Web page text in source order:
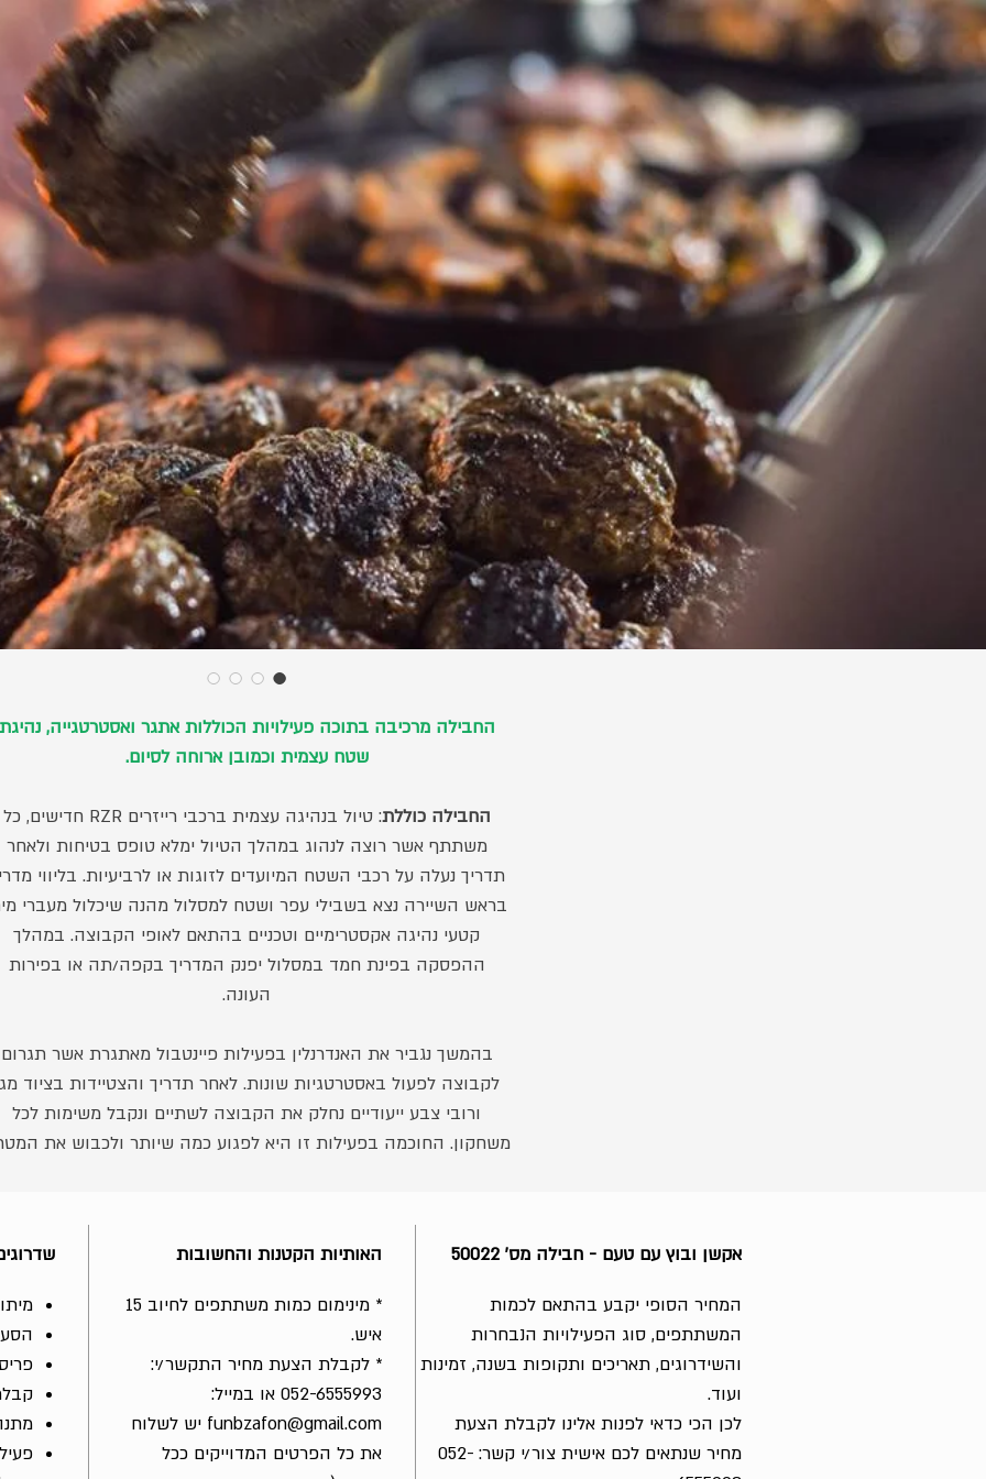
החבילה מרכיבה בתוכה פעילויות הכוללות אתגר ואסטרטגייה,
שטח עצמית וכמובן ארוחה לסיום.
החבילה כוללת
: טיול בנהיגה עצמית ברכבי רייזרים RZR חדישים, כל
משתתף אשר רוצה לנהוג במהלך הטיול ימלא טופס בטיחות ולאחר
תדריך נעלה על רכבי השטח המיועדים לזוגות או לרביעיות. בליווי
בראש השיירה נצא בשבילי עפר ושטח למסלול מהנה שיכלול מעברי
קטעי נהיגה אקסטרימיים וטכניים בהתאם לאופי הקבוצה. במהלך
ההפסקה בפינת חמד במסלול יפנק המדריך בקפה/תה או בפירות
העונה.
בהמשך נגביר את האנדרנלין בפעילות פיינטבול מאתגרת אשר תגרום
לקבוצה לפעול באסטרטגיות שונות. לאחר תדריך והצטיידות בציוד
ורובי צבע ייעודיים נחלק את הקבוצה לשתיים ונקבל משימות לכל
משחקון. החוכמה בפעילות זו היא לפגוע כמה שיותר ולכבוש את
בסיום נגיע למסעדה / ארוחת שטח (בהתאם לבחירת הלקוח) ונקנח
אקשן ובוץ עם טעם - חבילה מס' 50022
המחיר הסופי יקבע בהתאם לכמות
המשתתפים, סוג הפעילויות הנבחרות
והשידרוגים, תאריכים ותקופות בשנה, זמינות
ועוד.
לכן הכי כדאי לפנות אלינו לקבלת הצעת
מחיר שנתאים לכם אישית צור/י קשר: 052-
האותיות הקטנות והחשובות
* מינימום כמות משתתפים לחיוב 15
איש.
* לקבלת הצעת מחיר התקשר/י:
052-6555993 או במייל:
funbzafon@gmail.com יש לשלוח
את כל הפרטים המדוייקים ככל